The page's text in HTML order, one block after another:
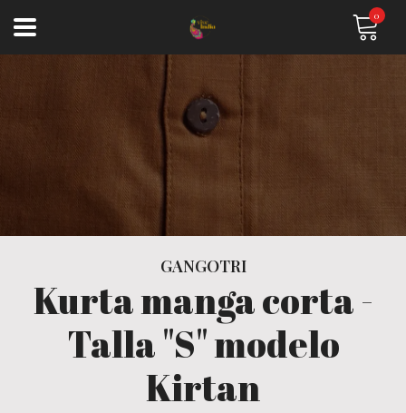
0
GANGOTRI
Kurta manga corta -
Talla "S" modelo
Kirtan